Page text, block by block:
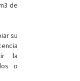
de
su
la
o